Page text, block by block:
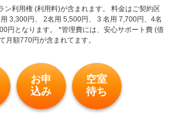
ン利用権 (利用料)が含まれます。 料金はご契約区
3,300円、 2名用 5,500円、 3 名用 7,700円、4名
円となります。 *管理費には、安心サポート費 (借
月額770円が含まれてます。
お申
込み
空室
待ち